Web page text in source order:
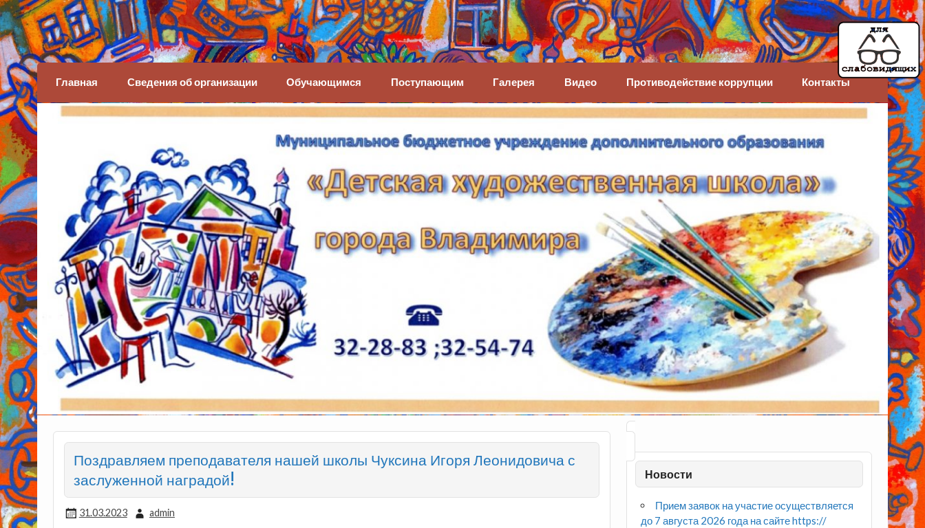
Детская художественная школа
Главная Сведения об организации Обучающимся Поступающим Галерея Видео Противодействие коррупции Контакты
Поздравляем преподавателя нашей школы Чуксина Игоря Леонидовича с
заслуженной наградой!
31.03.2023 admin
Новости
Прием заявок на участие осуществляется
до 7 августа 2026 года на сайте https://